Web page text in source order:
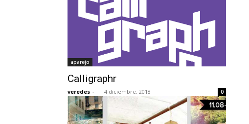
aparejo
Calligraphr
veredes - 4 diciembre, 2018 0